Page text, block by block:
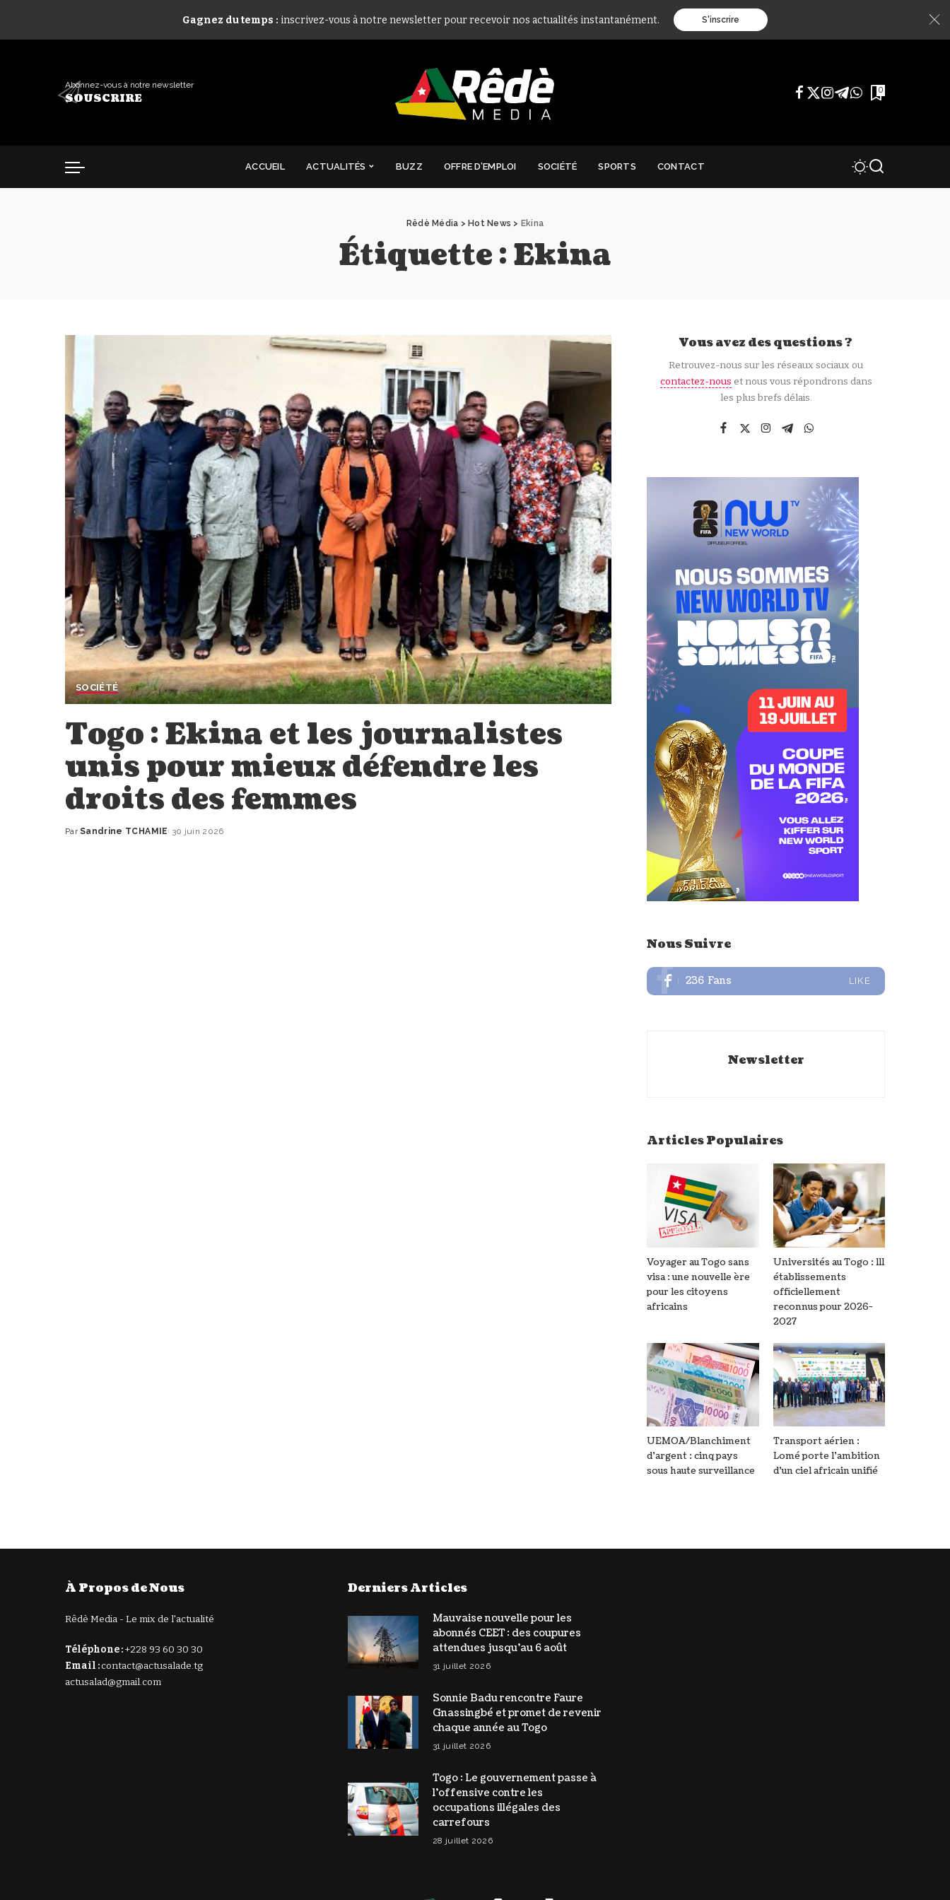
Gagnez du temps : inscrivez-vous à notre newsletter pour recevoir nos actualités instantanément. S'inscrire
Abonnez-vous à notre newsletter
SOUSCRIRE
0
ACCUEIL ACTUALITÉS BUZZ OFFRE D’EMPLOI SOCIÉTÉ SPORTS CONTACT
Rêdè Média > Hot News > Ekina
Étiquette :Ekina
SOCIÉTÉ
Togo : Ekina et les journalistes
unis pour mieux défendre les
droits des femmes
Publié
Par Sandrine TCHAMIE 30 juin 2026
Vous avez des questions ?
Retrouvez-nous sur les réseaux sociaux ou
contactez-nous et nous vous répondrons dans
les plus brefs délais.
Nous Suivre
236 Fans LIKE
Newsletter
Articles Populaires
Voyager au Togo sans
visa : une nouvelle ère
pour les citoyens
africains
Universités au Togo : 111
établissements
officiellement
reconnus pour 2026-
2027
UEMOA/Blanchiment
d’argent : cinq pays
sous haute surveillance
Transport aérien :
Lomé porte l’ambition
d’un ciel africain unifié
À Propos de Nous
Rêdè Media - Le mix de l'actualité
Téléphone :+228 93 60 30 30
Email :contact@actusalade.tg
actusalad@gmail.com
Derniers Articles
Mauvaise nouvelle pour les
abonnés CEET : des coupures
attendues jusqu’au 6 août
31 juillet 2026
Sonnie Badu rencontre Faure
Gnassingbé et promet de revenir
chaque année au Togo
31 juillet 2026
Togo : Le gouvernement passe à
l’offensive contre les
occupations illégales des
carrefours
28 juillet 2026